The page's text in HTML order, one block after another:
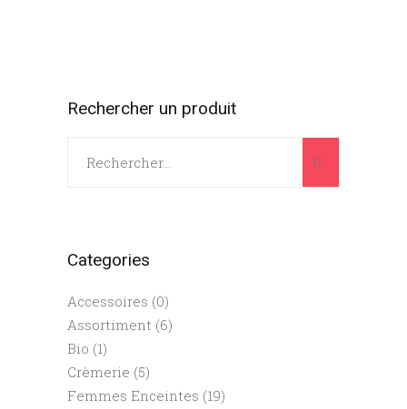
Rechercher un produit
for:
Categories
Accessoires (0)
Assortiment (6)
Bio (1)
Crèmerie (5)
Femmes Enceintes (19)